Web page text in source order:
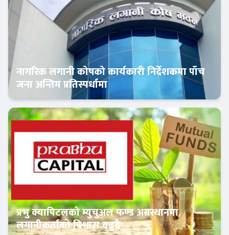
Banner News
नागरिक लगानी कोषको कार्यकारी निर्देशकमा पाँच
जना अन्तिम प्रतिस्पर्धामा
प्रभु क्यापिटलको म्युचुअल फण्ड अग्रस्थानमा,
लगानीकर्ताको विश्वास बढ्दै